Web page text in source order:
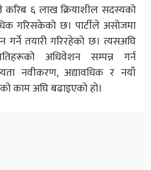
६ लाख क्रियाशील सदस्यको
गरिसकेको छ। पार्टीले असोजमा
तयारी गरिरहेको छ। त्यसअघि
अधिवेशन सम्पन्न गर्न
नवीकरण, अद्यावधिक र नयाँ
काम अघि बढाइएको हो।